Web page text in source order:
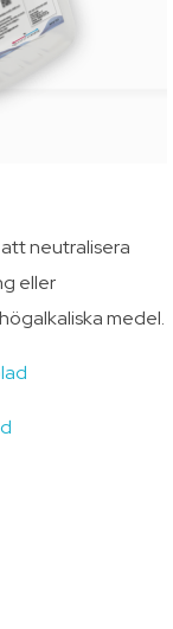
neutralisera
eller
medel.